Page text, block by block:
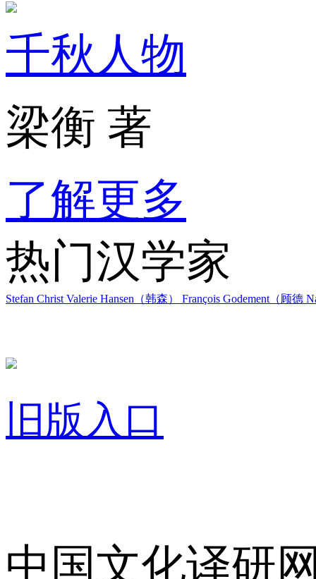
千秋人物
梁衡 著
了解更多
热门汉学家
Stefan Christ Valerie Hansen（韩森） François Godement（顾德
旧版入口
中国文化译研